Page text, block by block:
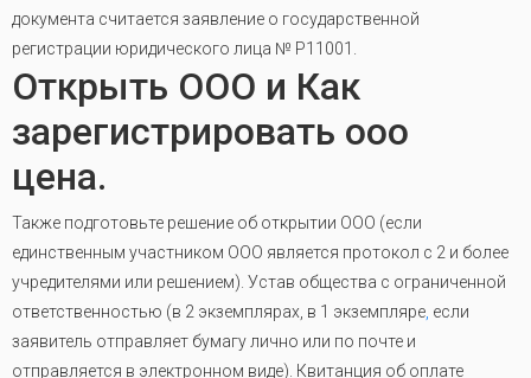
документа считается заявление о государственной
регистрации юридического лица № Р11001.
Открыть ООО и Как
зарегистрировать ооо
цена.
Также подготовьте решение об открытии ООО (если
единственным участником ООО является протокол с 2 и более
учредителями или решением). Устав общества с ограниченной
ответственностью (в 2 экземплярах, в 1 экземпляре если
заявитель отправляет бумагу лично или по почте и
отправляется в электронном виде). Квитанция об оплате